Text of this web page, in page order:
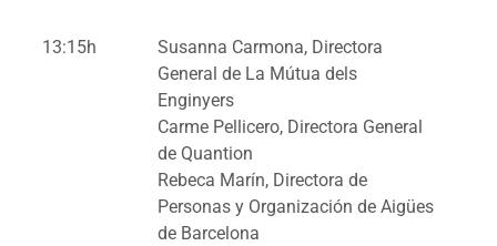
13:15h
Susanna Carmona, Directora
General de La Mútua dels
Enginyers
Carme Pellicero, Directora General
de Quantion
Rebeca Marín, Directora de
Personas y Organización de Aigües
de Barcelona